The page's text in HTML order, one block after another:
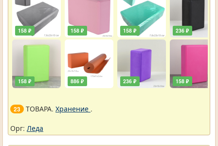
158 ₽
158 ₽
158 ₽
886 ₽
158 ₽
236 ₽
236 ₽
158 ₽
23 ТОВАРА. Хранение .
Орг: Леда